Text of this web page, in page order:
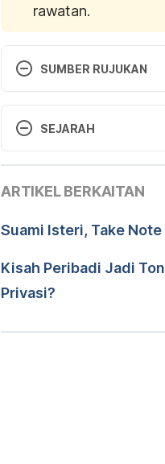
rawatan.
SUMBER RUJUKAN
How to teach your child
teach-your-child-to-share
SEJARAH
15/05/2023
Disemak secara
ARTIKEL BERKAITAN
Suami Isteri, Take
Kisah Peribadi Jadi
Privasi?